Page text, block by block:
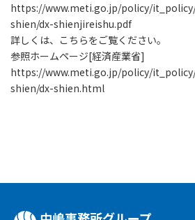
https://www.meti.go.jp/policy/
shien/dx-shienjireishu.pdf
詳しくは、こちらをご覧ください。
参照ホームページ[経済産業省]
https://www.meti.go.jp/policy/
shien/dx-shien.html